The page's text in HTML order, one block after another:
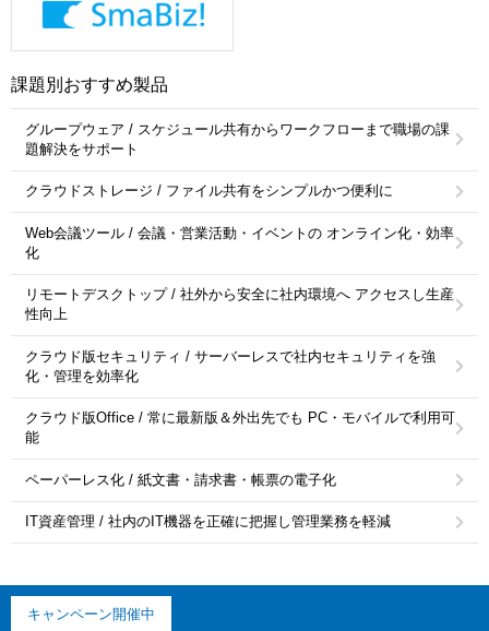
課題別おすすめ製品
グループウェア / スケジュール共有からワークフローまで職場の課
題解決をサポート
クラウドストレージ / ファイル共有をシンプルかつ便利に
Web会議ツール / 会議・営業活動・イベントの オンライン化・効率
化
リモートデスクトップ / 社外から安全に社内環境へ アクセスし生産
性向上
クラウド版セキュリティ / サーバーレスで社内セキュリティを強
化・管理を効率化
クラウド版Office / 常に最新版＆外出先でも PC・モバイルで利用可
能
ペーパーレス化 / 紙文書・請求書・帳票の電子化
IT資産管理 / 社内のIT機器を正確に把握し管理業務を軽減
キャンペーン開催中